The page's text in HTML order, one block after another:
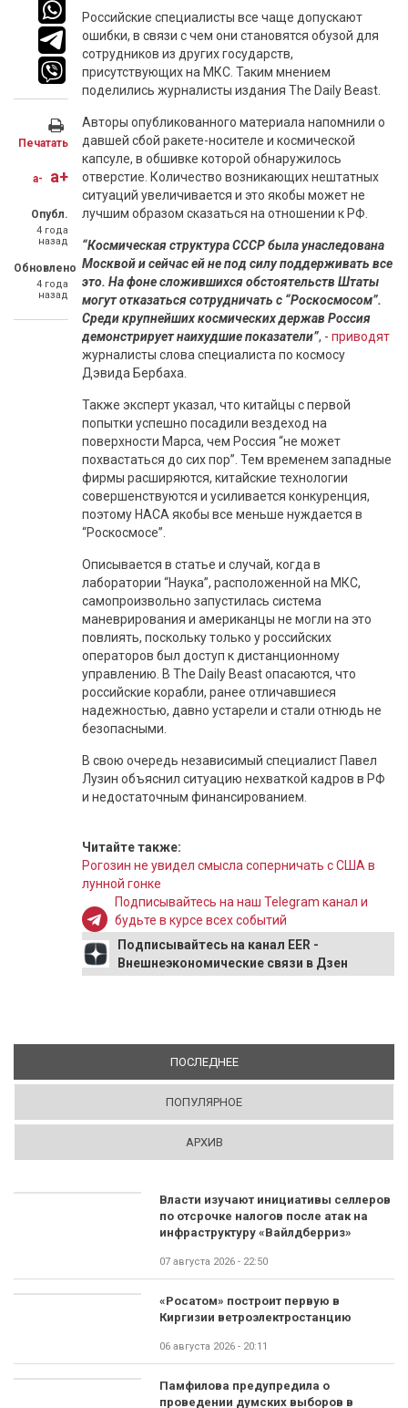
Печатать
a- a+
Опубл.
4 года
назад
Обновлено
4 года
назад
Российские специалисты все чаще допускают
ошибки, в связи с чем они становятся обузой для
сотрудников из других государств,
присутствующих на МКС. Таким мнением
поделились журналисты издания The Daily Beast.
Авторы опубликованного материала напомнили о
давшей сбой ракете-носителе и космической
капсуле, в обшивке которой обнаружилось
отверстие. Количество возникающих нештатных
ситуаций увеличивается и это якобы может не
лучшим образом сказаться на отношении к РФ.
“Космическая структура СССР была унаследована
Москвой и сейчас ей не под силу поддерживать все
это. На фоне сложившихся обстоятельств Штаты
могут отказаться сотрудничать с “Роскосмосом”.
Среди крупнейших космических держав Россия
демонстрирует наихудшие показатели”, - приводят
журналисты слова специалиста по космосу
Дэвида Бербаха.
Также эксперт указал, что китайцы с первой
попытки успешно посадили вездеход на
поверхности Марса, чем Россия “не может
похвастаться до сих пор”. Тем временем западные
фирмы расширяются, китайские технологии
совершенствуются и усиливается конкуренция,
поэтому НАСА якобы все меньше нуждается в
“Роскосмосе”.
Описывается в статье и случай, когда в
лаборатории “Наука”, расположенной на МКС,
самопроизвольно запустилась система
маневрирования и американцы не могли на это
повлиять, поскольку только у российских
операторов был доступ к дистанционному
управлению. В The Daily Beast опасаются, что
российские корабли, ранее отличавшиеся
надежностью, давно устарели и стали отнюдь не
безопасными.
В свою очередь независимый специалист Павел
Лузин объяснил ситуацию нехваткой кадров в РФ
и недостаточным финансированием.
Читайте также:
Рогозин не увидел смысла соперничать с США в
лунной гонке
Подписывайтесь на наш Telegram канал и
будьте в курсе всех событий
Подписывайтесь на канал EER -
Внешнеэкономические связи в Дзен
ПОСЛЕДНЕЕ(АКТИВНАЯ ВКЛАДКА)
ПОПУЛЯРНОЕ
АРХИВ
Власти изучают инициативы селлеров
по отсрочке налогов после атак на
инфраструктуру «Вайлдберриз»
07 августа 2026 - 22:50
«Росатом» построит первую в
Киргизии ветроэлектростанцию
06 августа 2026 - 20:11
Памфилова предупредила о
проведении думских выборов в